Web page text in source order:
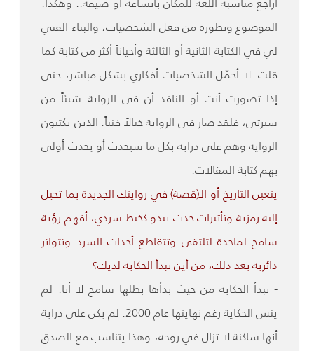
الموضوع وتطوره من فعل الشخصيات، والبناء الفني
لي في الكتابة الثانية أو الثالثة وأحياناً أكثر من كتابة كما
قلت. لا أحمّل الشخصيات أفكاري بشكل مباشر، حتى
إذا تصورت أنت أو الناقد أن في الرواية شيئاً من
سيرتي، فلقد صار في الرواية خيالاً فنياً. الذين يكتبون
الرواية وهم على دراية بكل ما سيحدث أو يحدث أولى
بهم كتابة المقالات.
يتعين التاريخ أو الـ(قصة) في روايتك الجديدة بما تحيل
إليه رمزية وتأثيرات حدث يبدو كخيط سردي، أفهم رؤية
سامح لماجدة لتلتقي وتتقاطع أحداث السرد وتتواتر
دائرية بعد ذلك، من أين تبدأ الحكاية لديك؟
- تبدأ الحكاية من حيث بدأها بطلها سامح لا أنا. لم
ينسَ الحكاية رغم نهايتها عام 2000. لم يكن على دراية
أنها ساكنة لا تزال في روحه، وهذا يتناسب مع الصدق